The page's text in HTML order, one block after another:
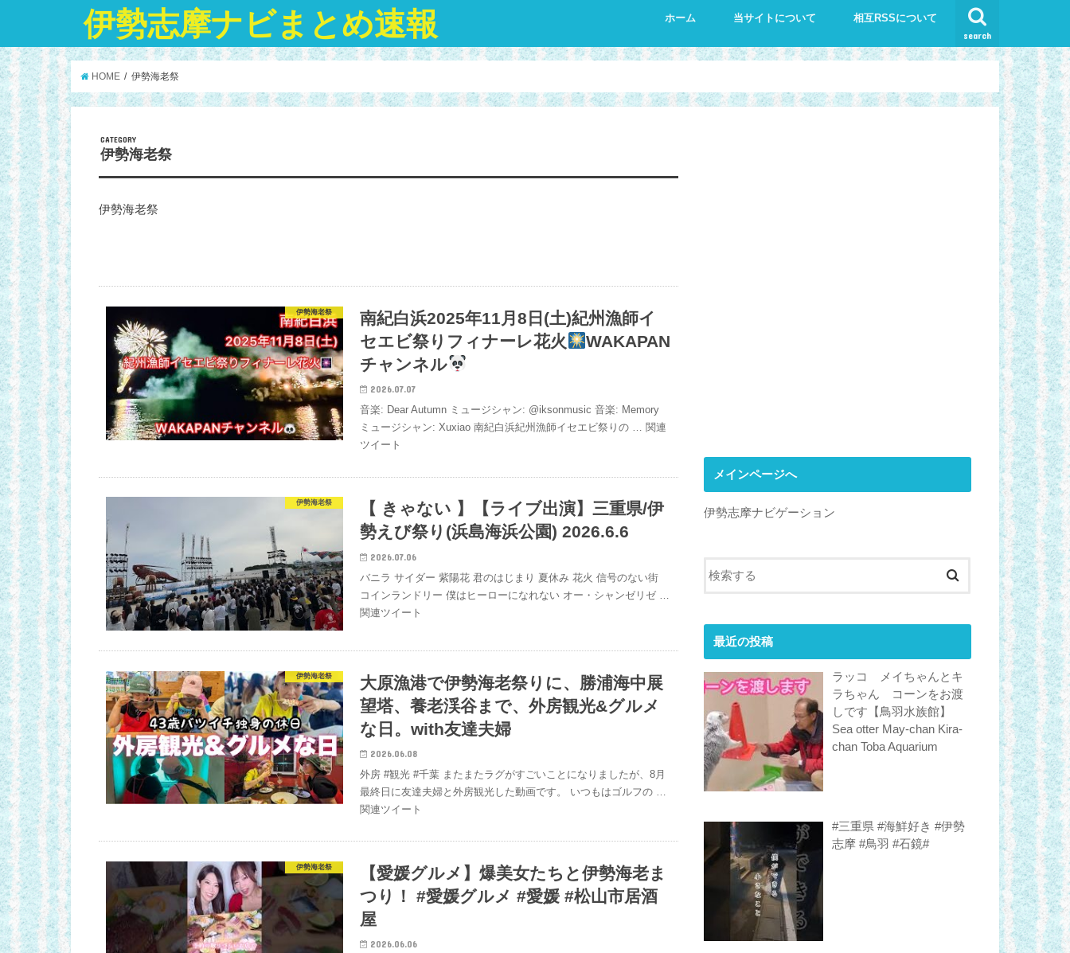
伊勢志摩ナビまとめ速報 search
ホーム 当サイトについて 相互RSSについて
HOME 伊勢海老祭
CATEGORY
伊勢海老祭
伊勢海老祭
伊勢海老祭
南紀白浜2025年11月8日(土)紀州漁師イ
セエビ祭りフィナーレ花火
WAKAPAN
チャンネル
2026.07.07
音楽: Dear Autumn ミュージシャン: @iksonmusic 音楽: Memory
ミュージシャン: Xuxiao 南紀白浜紀州漁師イセエビ祭りの … 関連
ツイート
伊勢海老祭
【 きゃない 】【ライブ出演】三重県/伊
勢えび祭り(浜島海浜公園) 2026.6.6
2026.07.06
バニラ サイダー 紫陽花 君のはじまり 夏休み 花火 信号のない街
コインランドリー 僕はヒーローになれない オー・シャンゼリゼ …
関連ツイート
伊勢海老祭
大原漁港で伊勢海老祭りに、勝浦海中展
望塔、養老渓谷まで、外房観光&グルメ
な日。with友達夫婦
2026.06.08
外房 #観光 #千葉 またまたラグがすごいことになりましたが、8月
最終日に友達夫婦と外房観光した動画です。 いつもはゴルフの …
関連ツイート
伊勢海老祭
【愛媛グルメ】爆美女たちと伊勢海老ま
つり！ #愛媛グルメ #愛媛 #松山市居酒
屋
2026.06.06
メインページへ
伊勢志摩ナビゲーション
最近の投稿
ラッコ メイちゃんとキ
ラちゃん コーンをお渡
しです【鳥羽水族館】
Sea otter May-chan Kira-
chan Toba Aquarium
#三重県 #海鮮好き #伊勢
志摩 #鳥羽 #石鏡#